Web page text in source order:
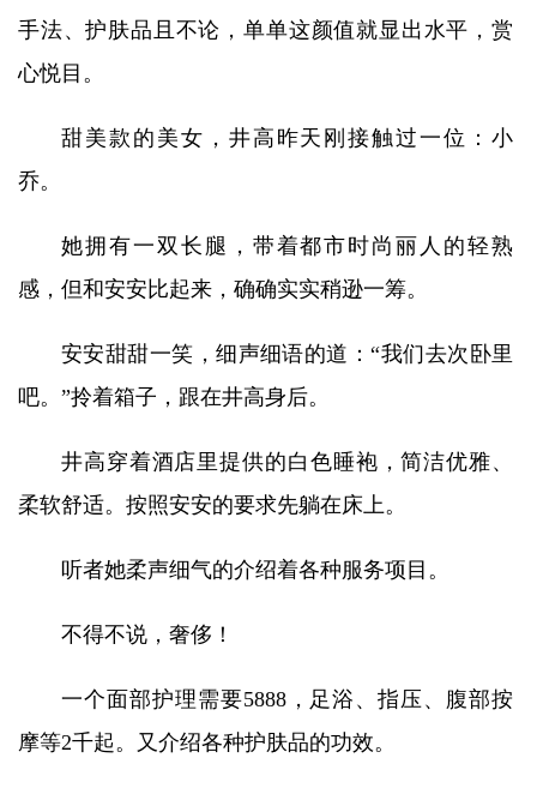
手法、护肤品且不论，单单这颜值就显出水平，赏
心悦目。
甜美款的美女，井高昨天刚接触过一位：小
乔。
她拥有一双长腿，带着都市时尚丽人的轻熟
感，但和安安比起来，确确实实稍逊一筹。
安安甜甜一笑，细声细语的道：“我们去次卧里
吧。”拎着箱子，跟在井高身后。
井高穿着酒店里提供的白色睡袍，简洁优雅、
柔软舒适。按照安安的要求先躺在床上。
听者她柔声细气的介绍着各种服务项目。
不得不说，奢侈！
一个面部护理需要5888，足浴、指压、腹部按
摩等2千起。又介绍各种护肤品的功效。